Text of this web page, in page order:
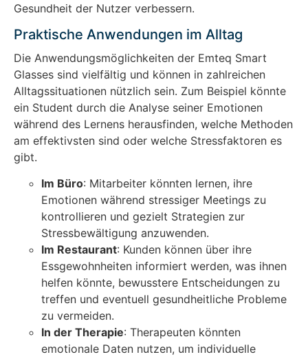
Gesundheit der Nutzer verbessern.
Praktische Anwendungen im Alltag
Die Anwendungsmöglichkeiten der Emteq Smart
Glasses sind vielfältig und können in zahlreichen
Alltagssituationen nützlich sein. Zum Beispiel könnte
ein Student durch die Analyse seiner Emotionen
während des Lernens herausfinden, welche Methoden
am effektivsten sind oder welche Stressfaktoren es
gibt.
Im Büro: Mitarbeiter könnten lernen, ihre
Emotionen während stressiger Meetings zu
kontrollieren und gezielt Strategien zur
Stressbewältigung anzuwenden.
Im Restaurant: Kunden können über ihre
Essgewohnheiten informiert werden, was ihnen
helfen könnte, bewusstere Entscheidungen zu
treffen und eventuell gesundheitliche Probleme
zu vermeiden.
In der Therapie: Therapeuten könnten
emotionale Daten nutzen, um individuelle